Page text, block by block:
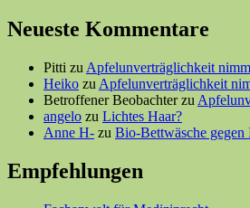
Neueste Kommentare
Pitti zu Apfelunverträglichkeit
Heiko zu Apfelunverträglichkeit
Betroffener Beobachterzu
angelo zu Lichtes Haar?
Anne H- zu Bio-Bettwäsche
Empfehlungen